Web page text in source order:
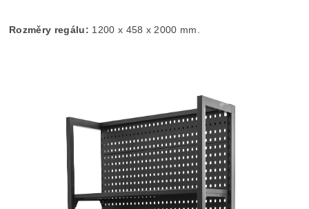
Rozměry regálu: 1200 x 458 x 2000 mm.